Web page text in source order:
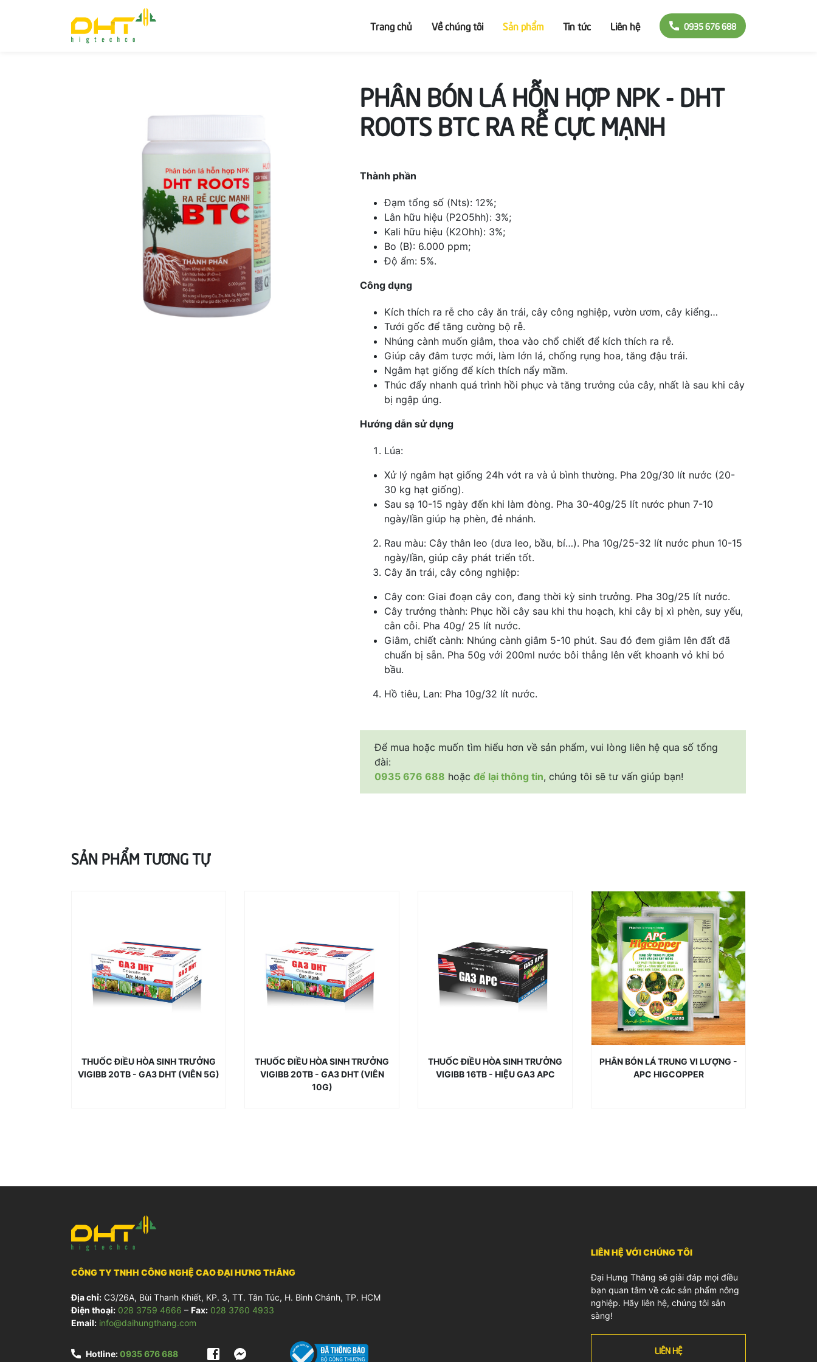
Trang chủ Về chúng tôi Sản phẩm Tin tức Liên hệ 0935 676 688
PHÂN BÓN LÁ HỖN HỢP NPK - DHT
ROOTS BTC RA RỄ CỰC MẠNH
Thành phần
Đạm tổng số (Nts): 12%;
Lân hữu hiệu (P2O5hh): 3%;
Kali hữu hiệu (K2Ohh): 3%;
Bo (B): 6.000 ppm;
Độ ẩm: 5%.
Công dụng
Kích thích ra rễ cho cây ăn trái, cây công nghiệp, vườn ươm, cây kiểng…
Tưới gốc để tăng cường bộ rễ.
Nhúng cành muốn giâm, thoa vào chổ chiết để kích thích ra rễ.
Giúp cây đâm tược mới, làm lớn lá, chống rụng hoa, tăng đậu trái.
Ngâm hạt giống để kích thích nẩy mầm.
Thúc đẩy nhanh quá trình hồi phục và tăng trưởng của cây, nhất là sau khi cây
bị ngập úng.
Hướng dẫn sử dụng
Lúa:
Xử lý ngâm hạt giống 24h vớt ra và ủ bình thường. Pha 20g/30 lít nước (20-
30 kg hạt giống).
Sau sạ 10-15 ngày đến khi làm đòng. Pha 30-40g/25 lít nước phun 7-10
ngày/lần giúp hạ phèn, đẻ nhánh.
Rau màu: Cây thân leo (dưa leo, bầu, bí…). Pha 10g/25-32 lít nước phun 10-15
ngày/lần, giúp cây phát triển tốt.
Cây ăn trái, cây công nghiệp:
Cây con: Giai đoạn cây con, đang thời kỳ sinh trưởng. Pha 30g/25 lít nước.
Cây trưởng thành: Phục hồi cây sau khi thu hoạch, khi cây bị xì phèn, suy yếu,
cằn cỗi. Pha 40g/ 25 lít nước.
Giâm, chiết cành: Nhúng cành giâm 5-10 phút. Sau đó đem giâm lên đất đã
chuẩn bị sẵn. Pha 50g với 200ml nước bôi thẳng lên vết khoanh vỏ khi bó
bầu.
Hồ tiêu, Lan: Pha 10g/32 lít nước.
Để mua hoặc muốn tìm hiểu hơn về sản phẩm, vui lòng liên hệ qua số tổng
đài:
0935 676 688 hoặc để lại thông tin, chúng tôi sẽ tư vấn giúp bạn!
SẢN PHẨM TƯƠNG TỰ
THUỐC ĐIỀU HÒA SINH TRƯỞNG
VIGIBB 20TB - GA3 DHT (VIÊN 5G)
THUỐC ĐIỀU HÒA SINH TRƯỞNG
VIGIBB 20TB - GA3 DHT (VIÊN
10G)
THUỐC ĐIỀU HÒA SINH TRƯỞNG
VIGIBB 16TB - HIỆU GA3 APC
PHÂN BÓN LÁ TRUNG VI LƯỢNG -
APC HIGCOPPER
CÔNG TY TNHH CÔNG NGHỆ CAO ĐẠI HƯNG THĂNG
Địa chỉ: C3/26A, Bùi Thanh Khiết, KP. 3, TT. Tân Túc, H. Bình Chánh, TP. HCM
Điện thoại: 028 3759 4666 – Fax: 028 3760 4933
Email: info@daihungthang.com
Hotline:0935 676 688
LIÊN HỆ VỚI CHÚNG TÔI
Đại Hưng Thăng sẽ giải đáp mọi điều
bạn quan tâm về các sản phẩm nông
nghiệp. Hãy liên hệ, chúng tôi sẵn
sàng!
LIÊN HỆ